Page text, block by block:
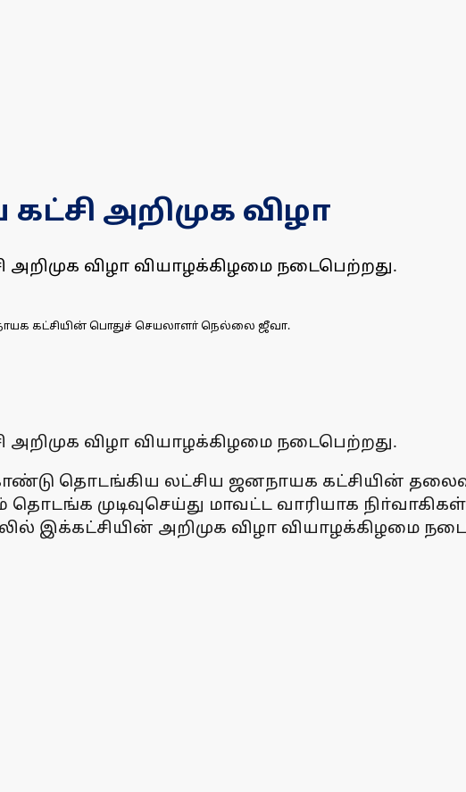
அறிமுக விழா
விழா வியாழக்கிழமை நடைபெற்றது.
கட்சியின் பொதுச் செயலாளா் நெல்லை ஜீவா.
விழா வியாழக்கிழமை நடைபெற்றது.
தொடங்கிய லட்சிய ஜனநாயக கட்சியின்
முடிவுசெய்து மாவட்ட வாரியாக
இக்கட்சியின் அறிமுக விழா வியாழக்கிழமை